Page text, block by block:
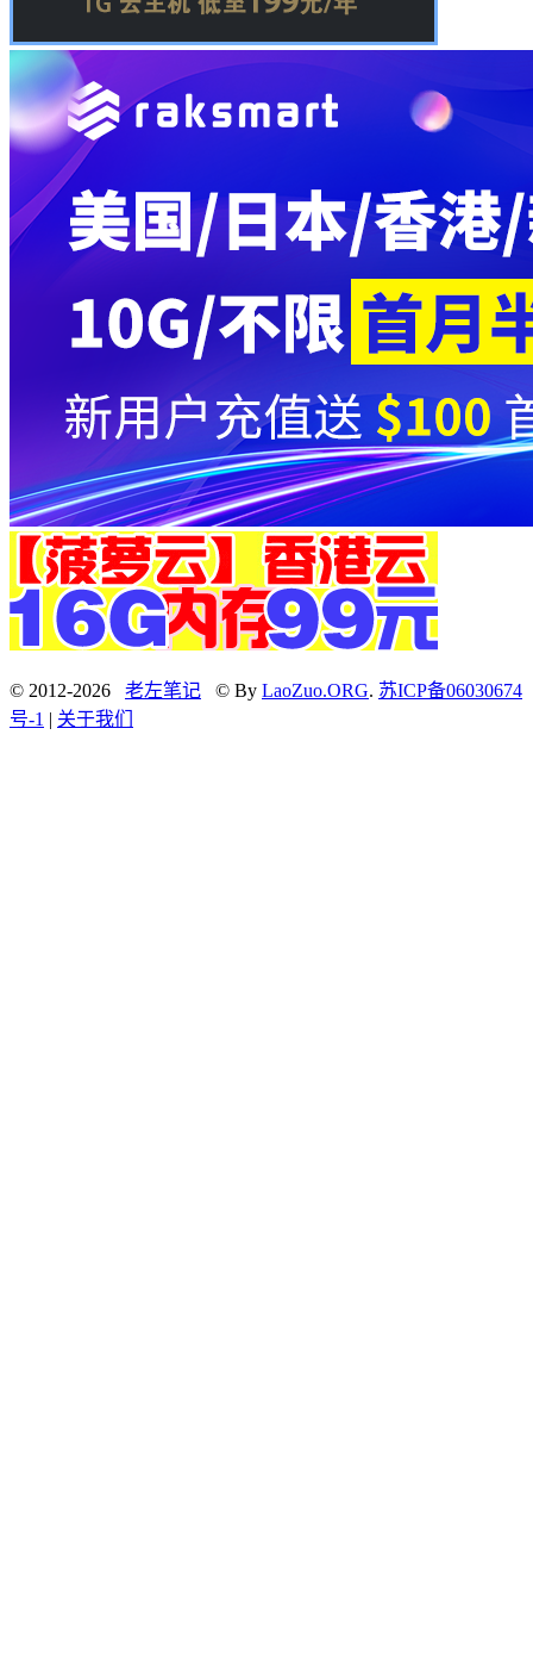
© 2012-2026 老左笔记 © By LaoZuo.ORG. 苏ICP备06030674
号-1 | 关于我们